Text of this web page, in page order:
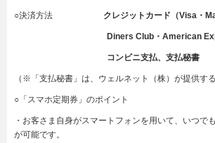
○決済方法 クレジットカード（Visa・
Diners Club・ American
コンビニ支払、支払秘書
（※「支払秘書」は、ウェルネット（株）が提供す
○「スマホ定期券」のポイント
・お客さま自身がスマートフォンを用いて、いつで
が可能です。